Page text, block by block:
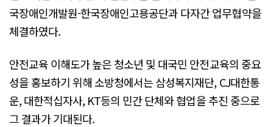
국장애인개발원-한국장애인고용공단과 다자간 업무협약을
체결하였다.
안전교육 이해도가 높은 청소년 및 대국민 안전교육의 중요
성을 홍보하기 위해 소방청에서는 삼성복지재단, CJ대한통
운, 대한적십자사, KT등의 민간 단체와 협업을 추진 중으로
그 결과가 기대된다.